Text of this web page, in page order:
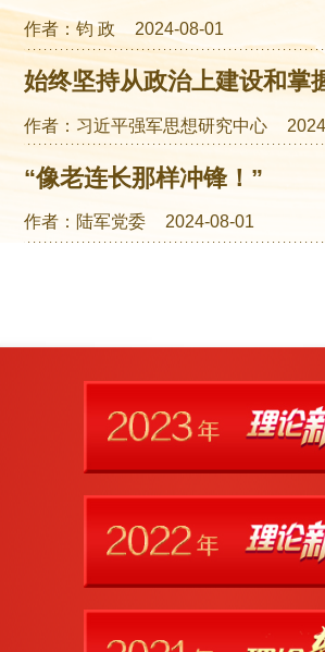
作者：钧 政 2024-08-01
始终坚持从政治上建设和掌
作者：习近平强军思想研究中心
“像老连长那样冲锋！”
作者：陆军党委 2024-08-01